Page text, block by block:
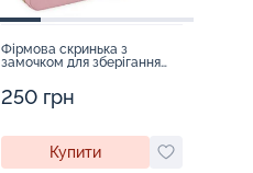
Фірмова скринька з
замочком для зберігання
250 грн
Купити